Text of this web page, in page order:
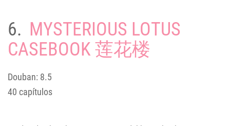
6. MYSTERIOUS LOTUS
CASEBOOK 莲花楼
Douban: 8.5
40 capítulos